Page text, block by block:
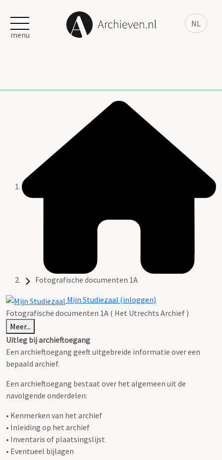
NL
menu
Fotografische documenten 1A
Mijn Studiezaal (inloggen)
Fotografische documenten 1A ( Het Utrechts Archief )
Meer...
Uitleg bij archieftoegang
Een archieftoegang geeft uitgebreide informatie over een
bepaald archief.
Een archieftoegang bestaat over het algemeen uit de
navolgende onderdelen:
• Kenmerken van het archief
• Inleiding op het archief
• Inventaris of plaatsingslijst
• Eventueel bijlagen